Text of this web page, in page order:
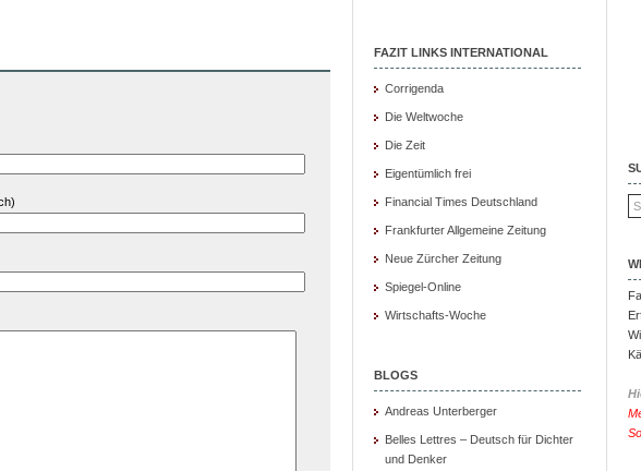
FAZIT LINKS INTERNATIONAL
Corrigenda
Die Weltwoche
Die Zeit
Eigentümlich frei
Financial Times Deutschland
Frankfurter Allgemeine Zeitung
Neue Zürcher Zeitung
Spiegel-Online
Wirtschafts-Woche
BLOGS
Andreas Unterberger
Belles Lettres – Deutsch für Dichter
und Denker